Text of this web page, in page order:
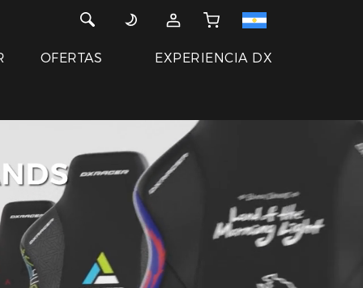
OFERTAS EXPERIENCIA DX